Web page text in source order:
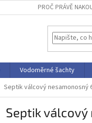
PROČ PRÁVĚ
Vodoměrné šachty
Septik válcový nesamonosný
Septik válcový